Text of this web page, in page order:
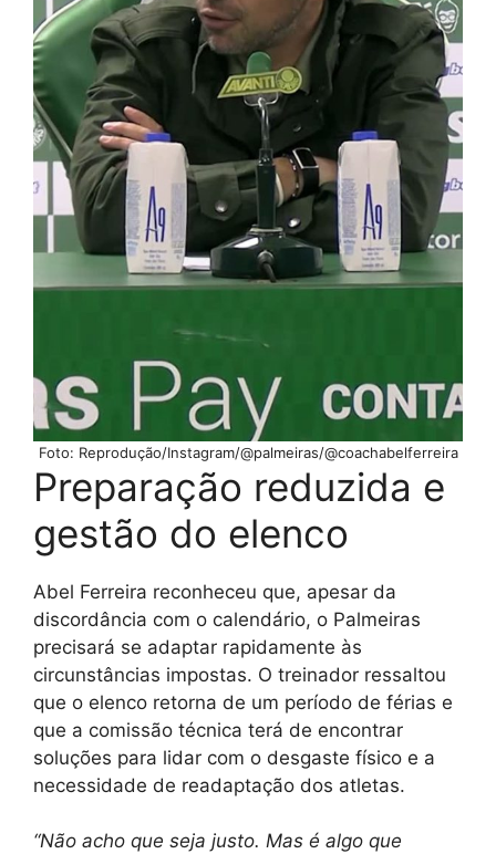
Foto: Reprodução/Instagram/@palmeiras/@coachabelferreira
Preparação reduzida e
gestão do elenco
Abel Ferreira reconheceu que, apesar da
discordância com o calendário, o Palmeiras
precisará se adaptar rapidamente às
circunstâncias impostas. O treinador ressaltou
que o elenco retorna de um período de férias e
que a comissão técnica terá de encontrar
soluções para lidar com o desgaste físico e a
necessidade de readaptação dos atletas.
“Não acho que seja justo. Mas é algo que